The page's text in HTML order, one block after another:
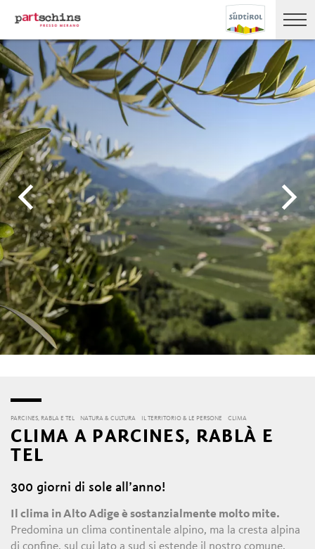
PARCINES, RABLA E TEL NATURA & CULTURA IL TERRITORIO & LE PERSONE CLIMA
CLIMA A PARCINES, RABLÀ E
TEL
300 giorni di sole all’anno!
Il clima in Alto Adige è sostanzialmente molto mite.
Predomina un clima continentale alpino, ma la cresta alpina
di confine, sul cui lato a sud si estende il nostro comune,